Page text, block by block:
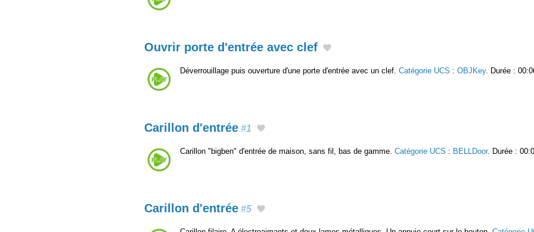
Ouvrir porte d'entrée avec clef
Déverrouillage puis ouverture d'une porte d'entrée avec un clef. Catégorie UCS : OBJKey. Durée :
Carillon d'entrée #1
Carillon "bigben" d'entrée de maison, sans fil, bas de gamme. Catégorie UCS : BELLDoor. Durée :
Carillon d'entrée #5